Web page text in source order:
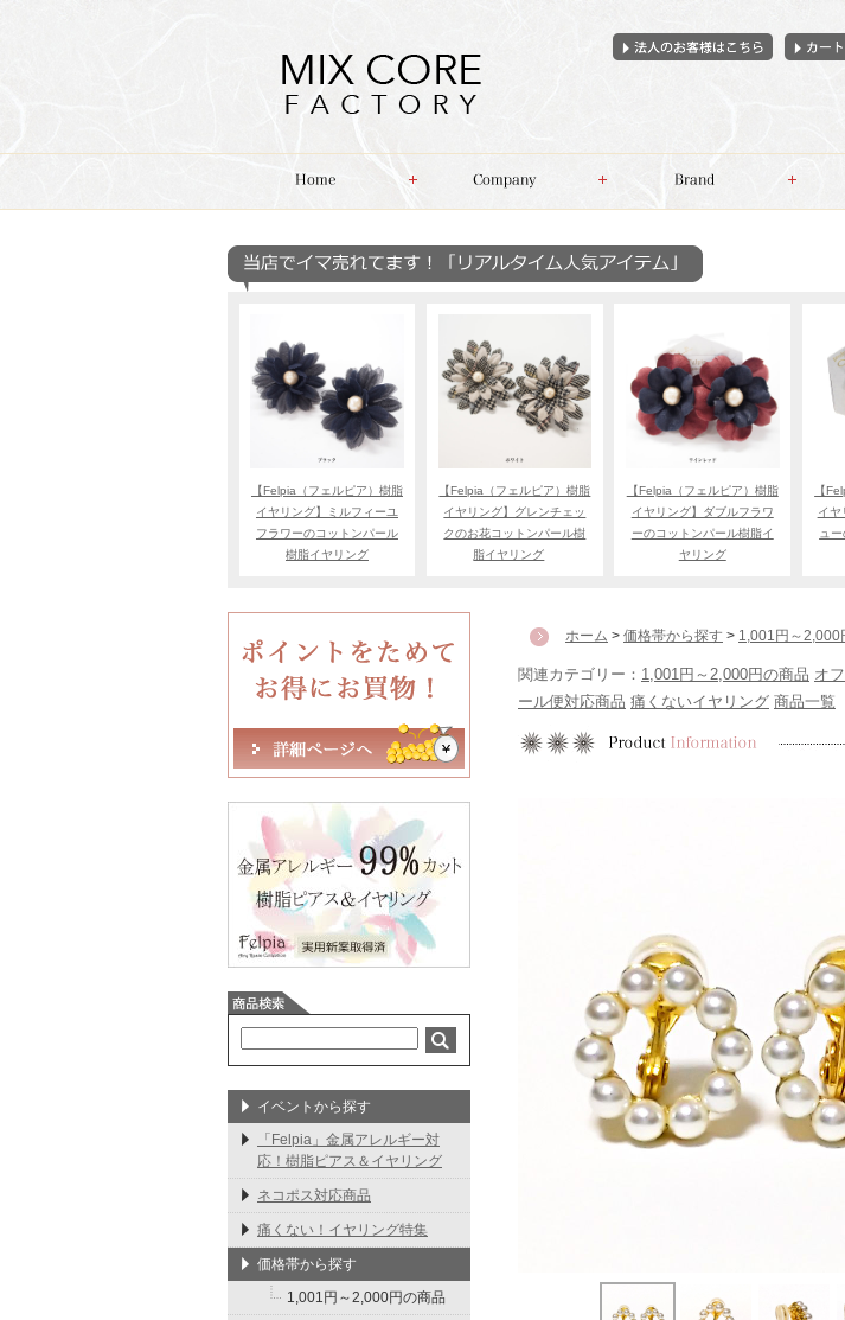
【Felpia（フェルピア）樹脂
イヤリング】ミルフィーユ
フラワーのコットンパール
樹脂イヤリング
【Felpia（フェルピア）樹脂
イヤリング】グレンチェッ
クのお花コットンパール樹
脂イヤリング
【Felpia（フェルピア）樹脂
イヤリング】ダブルフラワ
ーのコットンパール樹脂イ
ヤリング
【
イヤ
ュ
ホーム > 価格帯から探す > 1,001円～2,000
関連カテゴリー： 1,001円～2,000円の商品 オ
ール便対応商品 痛くないイヤリング 商品一覧
イベントから探す
「Felpia」金属アレルギー対
応！樹脂ピアス＆イヤリング
ネコポス対応商品
痛くない！イヤリング特集
価格帯から探す
1,001円～2,000円の商品